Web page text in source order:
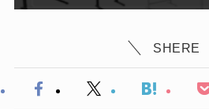
SHERE